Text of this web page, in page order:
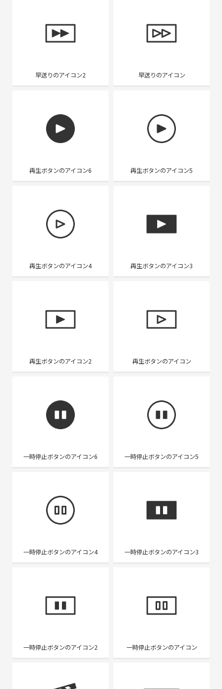
早送りのアイコン2 早送りのアイコン
再生ボタンのアイコン6 再生ボタンのアイコン5
再生ボタンのアイコン4 再生ボタンのアイコン3
再生ボタンのアイコン2 再生ボタンのアイコン
一時停止ボタンのアイコン6 一時停止ボタンのアイコン5
一時停止ボタンのアイコン4 一時停止ボタンのアイコン3
一時停止ボタンのアイコン2 一時停止ボタンのアイコン